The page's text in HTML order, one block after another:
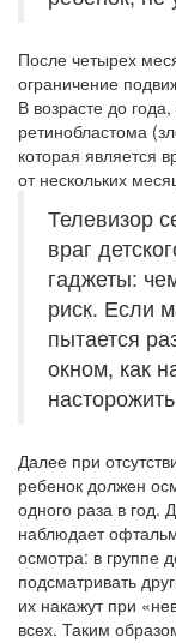
После четырех
ограничение
В возрасте до
ретинобластома
которая является
от нескольких
Телевизор
враг
гаджеты:
риск. Если
пытается
окном, как
Далее при
ребенок должен
одного раза в год.
наблюдает
осмотра: в группе
подсматривать
их накажут при
всех. Таким